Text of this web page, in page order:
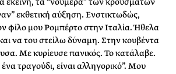
εκθετική αύξηση. Ενστικτωδώς,
φίλο μου Ρομπέρτο στην Ιταλία. Ήθελα
να του στείλω δύναμη. Στην κουβέντα
Με κυρίευσε πανικός. Το κατάλαβε.
τραγούδι, είναι αλληγορικό”. Μου